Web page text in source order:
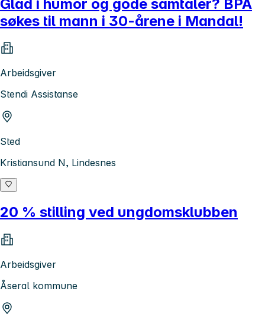
Glad i humor og gode samtaler? BPA
søkes til mann i 30-årene i Mandal!
Arbeidsgiver
Stendi Assistanse
Sted
Kristiansund N, Lindesnes
20 % stilling ved ungdomsklubben
Arbeidsgiver
Åseral kommune